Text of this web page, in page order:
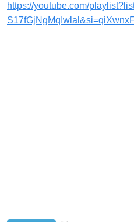
https://youtube.com/